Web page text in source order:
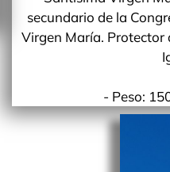
secundario de la
Virgen María. Protector
- Peso: